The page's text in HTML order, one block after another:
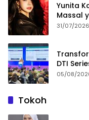
Yunita
Massal
Langkah
31/07/2026
DTI
05/08/
Tokoh